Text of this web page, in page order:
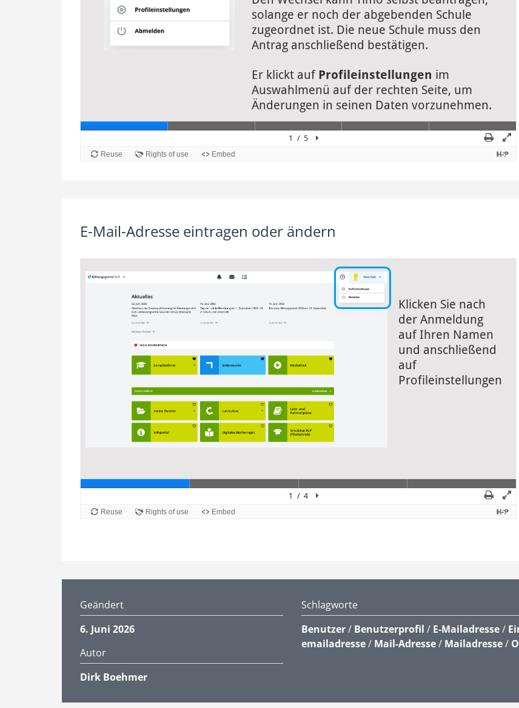
E-Mail-Adresse eintragen oder ändern
Geändert
6. Juni 2026
Autor
Dirk Boehmer
Schlagworte
Benutzer/ Benutzerprofil / E-Mailadresse/
emailadresse/ Mail-Adresse/ Mailadresse/